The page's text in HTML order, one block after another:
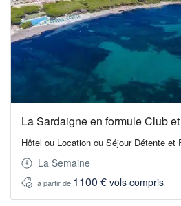
La Sardaigne en formule Club
Hôtel ou Location ou Séjour Détente et
La Semaine
à partir de 1100 € vols compris